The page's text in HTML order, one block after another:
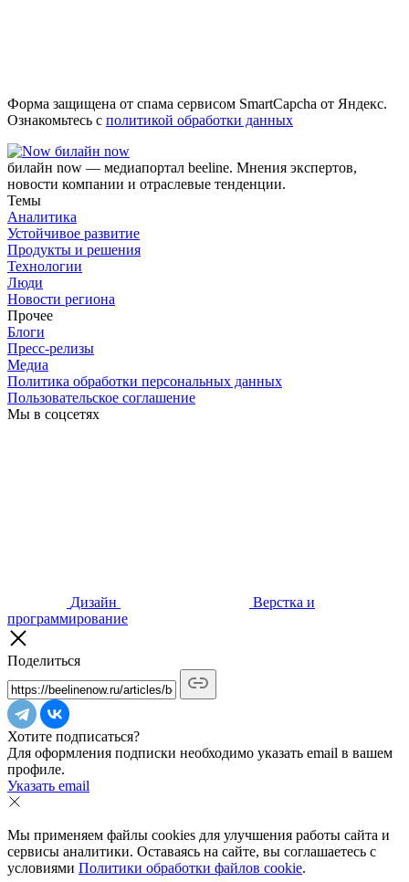
Форма защищена от спама сервисом SmartCapcha от Яндекс.
Ознакомьтесь с политикой обработки данных
билайн now
билайн now — медиапортал beeline. Мнения экспертов,
новости компании и отраслевые тенденции.
Темы
Аналитика
Устойчивое развитие
Продукты и решения
Технологии
Люди
Новости региона
Прочее
Блоги
Пресс-релизы
Медиа
Политика обработки персональных данных
Пользовательское соглашение
Мы в соцсетях
Дизайн
Верстка и
программирование
Поделиться
Хотите подписаться?
Для оформления подписки необходимо указать email в вашем
профиле.
Указать email
Мы применяем файлы cookies для улучшения работы сайта и
сервисы аналитики. Оставаясь на сайте, вы соглашаетесь с
условиями Политики обработки файлов cookie.